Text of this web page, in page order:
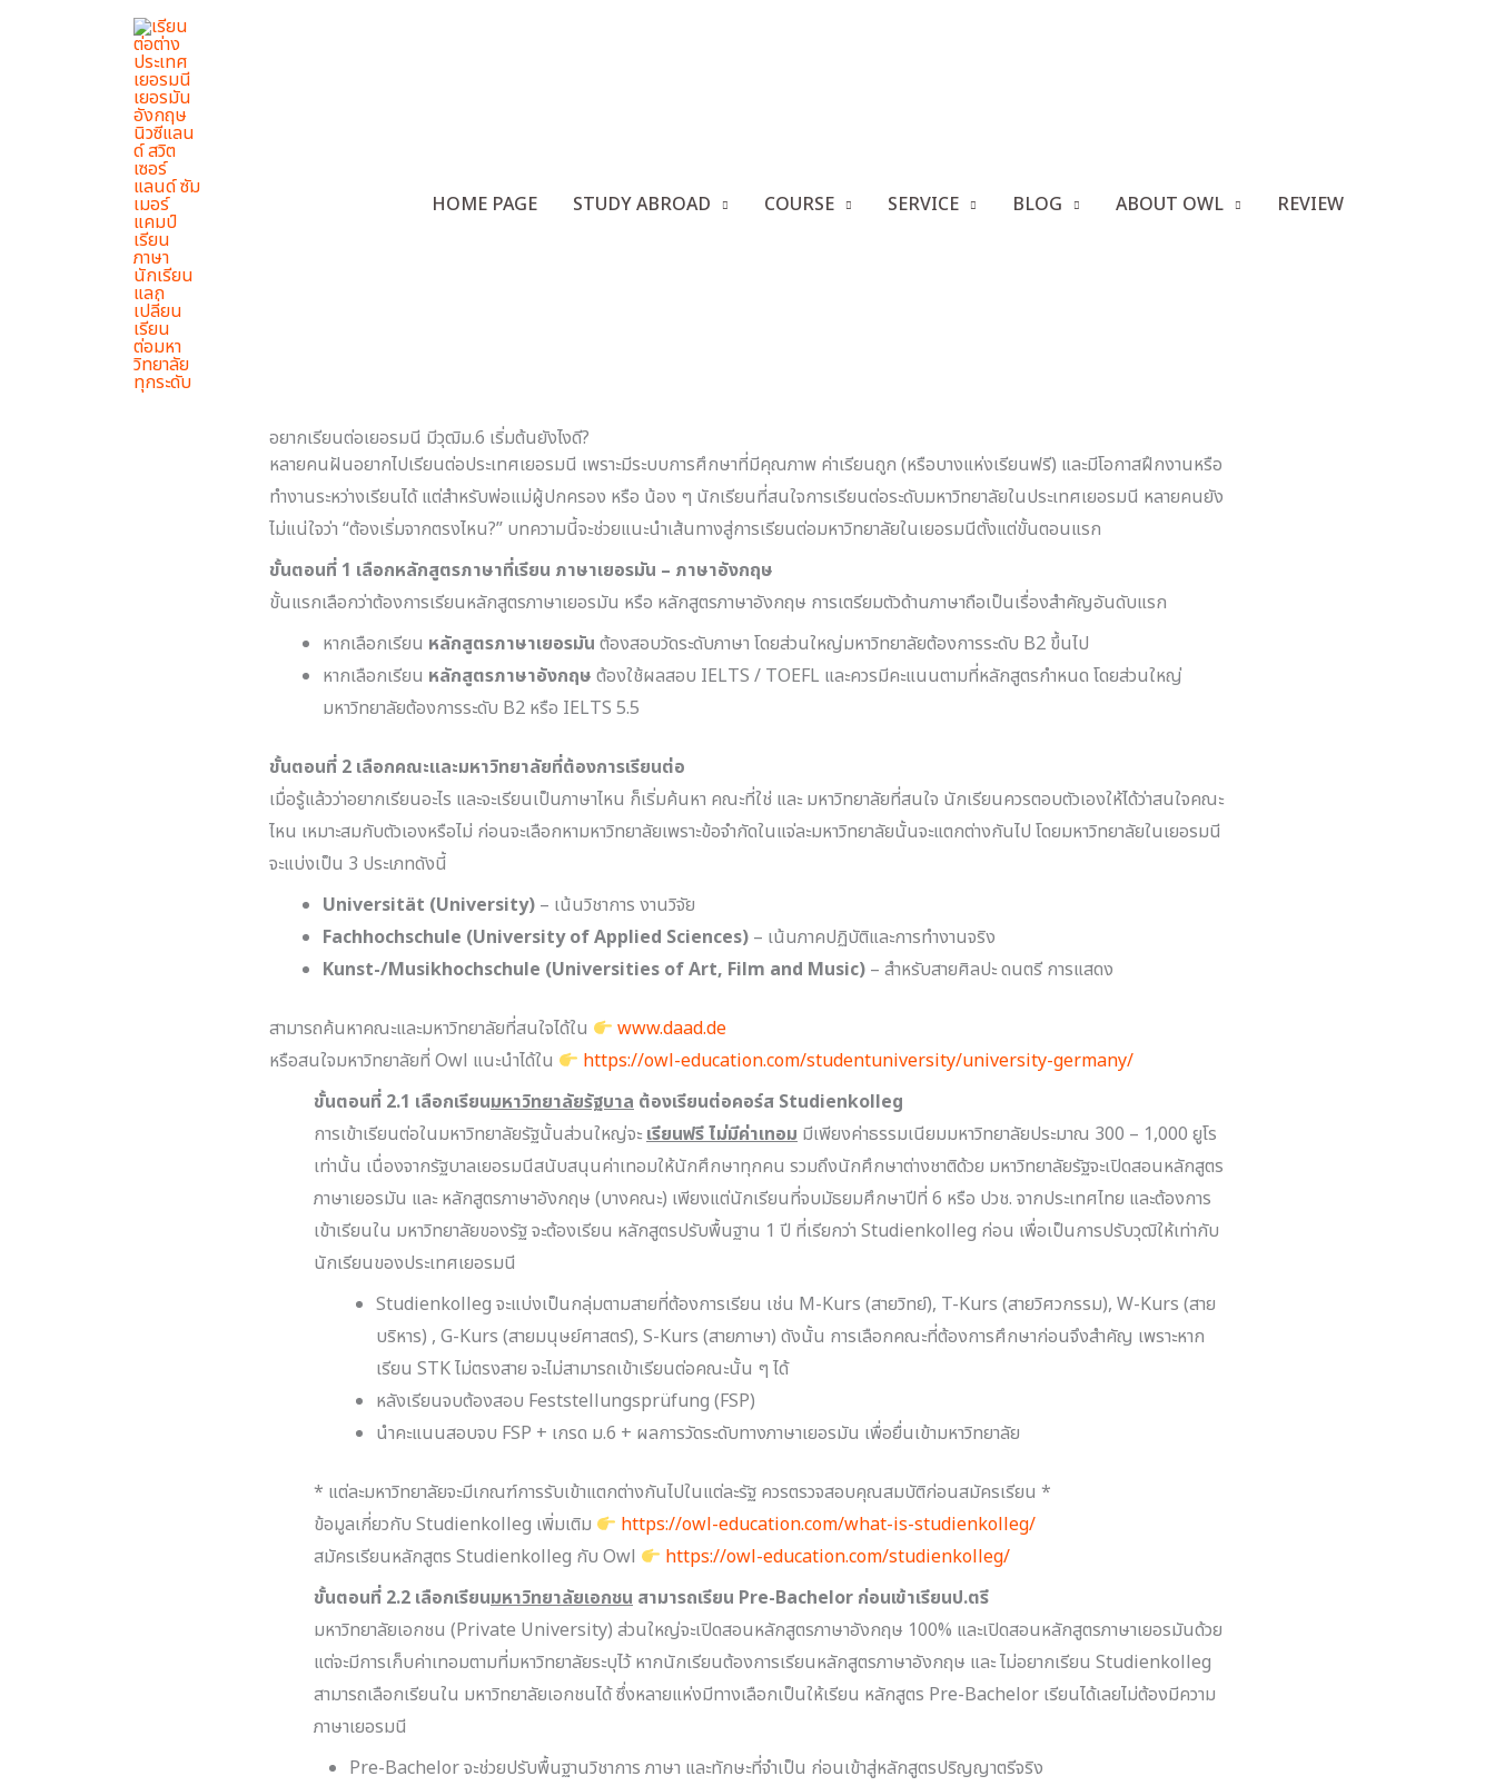
HOME PAGE STUDY ABROAD COURSE SERVICE BLOG ABOUT OWL REVIEW
เรียนต่อเยอรมนี EP.27 – อยากเรียนต่อเยอรมนี มีวุฒิม.6 เริ่มต้นยังไงดี?
อยากเรียนต่อเยอรมนี มีวุฒิม.6 เริ่มต้นยังไงดี?
หลายคนฝันอยากไปเรียนต่อประเทศเยอรมนี เพราะมีระบบการศึกษาที่มีคุณภาพ ค่าเรียนถูก (หรือบางแห่งเรียนฟรี) และมีโอกาสฝึกงานหรือ
ทำงานระหว่างเรียนได้ แต่สำหรับพ่อแม่ผู้ปกครอง หรือ น้อง ๆ นักเรียนที่สนใจการเรียนต่อระดับมหาวิทยาลัยในประเทศเยอรมนี หลายคนยัง
ไม่แน่ใจว่า “ต้องเริ่มจากตรงไหน?” บทความนี้จะช่วยแนะนำเส้นทางสู่การเรียนต่อมหาวิทยาลัยในเยอรมนีตั้งแต่ขั้นตอนแรก
ขั้นตอนที่ 1 เลือกหลักสูตรภาษาที่เรียน ภาษาเยอรมัน – ภาษาอังกฤษ
ขั้นแรกเลือกว่าต้องการเรียนหลักสูตรภาษาเยอรมัน หรือ หลักสูตรภาษาอังกฤษ การเตรียมตัวด้านภาษาถือเป็นเรื่องสำคัญอันดับแรก
หากเลือกเรียน หลักสูตรภาษาเยอรมัน ต้องสอบวัดระดับภาษา โดยส่วนใหญ่มหาวิทยาลัยต้องการระดับ B2 ขึ้นไป
หากเลือกเรียน หลักสูตรภาษาอังกฤษ ต้องใช้ผลสอบ IELTS / TOEFL และควรมีคะแนนตามที่หลักสูตรกำหนด โดยส่วนใหญ่
มหาวิทยาลัยต้องการระดับ B2 หรือ IELTS 5.5
ขั้นตอนที่ 2 เลือกคณะและมหาวิทยาลัยที่ต้องการเรียนต่อ
เมื่อรู้แล้วว่าอยากเรียนอะไร และจะเรียนเป็นภาษาไหน ก็เริ่มค้นหา คณะที่ใช่ และ มหาวิทยาลัยที่สนใจ นักเรียนควรตอบตัวเองให้ได้ว่าสนใจคณะ
ไหน เหมาะสมกับตัวเองหรือไม่ ก่อนจะเลือกหามหาวิทยาลัยเพราะข้อจำกัดในแจ่ละมหาวิทยาลัยนั้นจะแตกต่างกันไป โดยมหาวิทยาลัยในเยอรมนี
จะแบ่งเป็น 3 ประเภทดังนี้
Universität (University) – เน้นวิชาการ งานวิจัย
Fachhochschule (University of Applied Sciences) – เน้นภาคปฏิบัติและการทำงานจริง
Kunst-/Musikhochschule (Universities of Art, Film and Music) – สำหรับสายศิลปะ ดนตรี การแสดง
สามารถค้นหาคณะและมหาวิทยาลัยที่สนใจได้ใน
www.daad.de
หรือสนใจมหาวิทยาลัยที่ Owl แนะนำได้ใน
https://owl-education.com/studentuniversity/university-germany/
ขั้นตอนที่ 2.1 เลือกเรียนมหาวิทยาลัยรัฐบาล ต้องเรียนต่อคอร์ส Studienkolleg
การเข้าเรียนต่อในมหาวิทยาลัยรัฐนั้นส่วนใหญ่จะเรียนฟรี ไม่มีค่าเทอม มีเพียงค่าธรรมเนียมมหาวิทยาลัยประมาณ 300 – 1,000 ยูโร
เท่านั้น เนื่องจากรัฐบาลเยอรมนีสนับสนุนค่าเทอมให้นักศึกษาทุกคน รวมถึงนักศึกษาต่างชาติด้วย มหาวิทยาลัยรัฐจะเปิดสอนหลักสูตร
ภาษาเยอรมัน และ หลักสูตรภาษาอังกฤษ (บางคณะ) เพียงแต่นักเรียนที่จบมัธยมศึกษาปีที่ 6 หรือ ปวช. จากประเทศไทย และต้องการ
เข้าเรียนใน มหาวิทยาลัยของรัฐ จะต้องเรียน หลักสูตรปรับพื้นฐาน 1 ปี ที่เรียกว่า Studienkolleg ก่อน เพื่อเป็นการปรับวุฒิให้เท่ากับ
นักเรียนของประเทศเยอรมนี
Studienkolleg จะแบ่งเป็นกลุ่มตามสายที่ต้องการเรียน เช่น M-Kurs (สายวิทย์), T-Kurs (สายวิศวกรรม), W-Kurs (สาย
บริหาร) , G-Kurs (สายมนุษย์ศาสตร์), S-Kurs (สายภาษา) ดังนั้น การเลือกคณะที่ต้องการศึกษาก่อนจึงสำคัญ เพราะหาก
เรียน STK ไม่ตรงสาย จะไม่สามารถเข้าเรียนต่อคณะนั้น ๆ ได้
หลังเรียนจบต้องสอบ Feststellungsprüfung (FSP)
นำคะแนนสอบจบ FSP + เกรด ม.6 + ผลการวัดระดับทางภาษาเยอรมัน เพื่อยื่นเข้ามหาวิทยาลัย
* แต่ละมหาวิทยาลัยจะมีเกณฑ์การรับเข้าแตกต่างกันไปในแต่ละรัฐ ควรตรวจสอบคุณสมบัติก่อนสมัครเรียน *
ข้อมูลเกี่ยวกับ Studienkolleg เพิ่มเติม
https://owl-education.com/what-is-studienkolleg/
สมัครเรียนหลักสูตร Studienkolleg กับ Owl
https://owl-education.com/studienkolleg/
ขั้นตอนที่ 2.2 เลือกเรียนมหาวิทยาลัยเอกชน สามารถเรียน Pre-Bachelor ก่อนเข้าเรียนป.ตรี
มหาวิทยาลัยเอกชน (Private University) ส่วนใหญ่จะเปิดสอนหลักสูตรภาษาอังกฤษ 100% และเปิดสอนหลักสูตรภาษาเยอรมันด้วย
แต่จะมีการเก็บค่าเทอมตามที่มหาวิทยาลัยระบุไว้ หากนักเรียนต้องการเรียนหลักสูตรภาษาอังกฤษ และ ไม่อยากเรียน Studienkolleg
สามารถเลือกเรียนใน มหาวิทยาลัยเอกชนได้ ซึ่งหลายแห่งมีทางเลือกเป็นให้เรียน หลักสูตร Pre-Bachelor เรียนได้เลยไม่ต้องมีความ
ภาษาเยอรมนี
Pre-Bachelor จะช่วยปรับพื้นฐานวิชาการ ภาษา และทักษะที่จำเป็น ก่อนเข้าสู่หลักสูตรปริญญาตรีจริง